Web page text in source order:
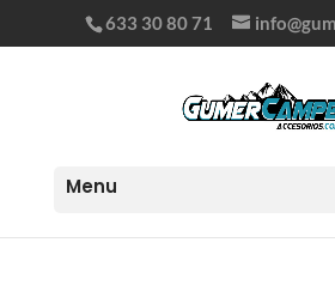
633 30 80 71